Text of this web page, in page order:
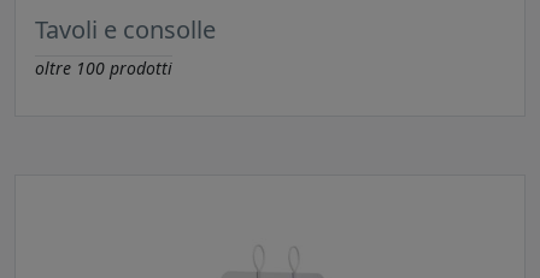
Tavoli e consolle
oltre 100 prodotti